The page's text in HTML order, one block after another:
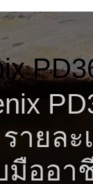
ายล
มืออา